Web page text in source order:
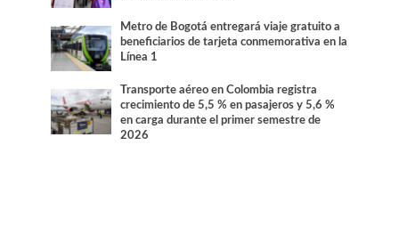
Metro de Bogotá entregará viaje gratuito a
beneficiarios de tarjeta conmemorativa en la
Línea 1
Transporte aéreo en Colombia registra
crecimiento de 5,5 % en pasajeros y 5,6 %
en carga durante el primer semestre de
2026